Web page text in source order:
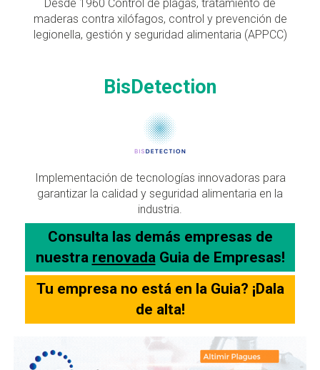
Desde 1960 Control de plagas, tratamiento de
maderas contra xilófagos, control y prevención de
legionella, gestión y seguridad alimentaria (APPCC)
BisDetection
Implementación de tecnologías innovadoras para
garantizar la calidad y seguridad alimentaria en la
industria.
Consulta las demás empresas de
nuestra renovadaGuia de Empresas!
Tu empresa no está en la Guia? ¡Dala
de alta!